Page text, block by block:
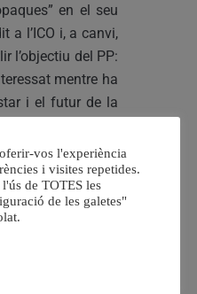
en el seu
a l’ICO i, a canvi,
l’objectiu del PP:
mentre ha
i el futur de la
recursos públics
1.000 milions
qui ens ha
cap organisme
vos l'experiència
i visites repetides.
de TOTES les
de les galetes"